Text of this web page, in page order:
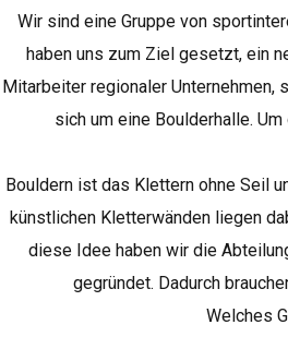
Wir sind eine Gruppe von
haben uns zum Ziel gesetzt, ein
Mitarbeiter regionaler Unternehmen,
sich um eine Boulderhalle.
Bouldern ist das Klettern ohne Seil
künstlichen Kletterwänden liegen
diese Idee haben wir die
gegründet. Dadurch
Welches